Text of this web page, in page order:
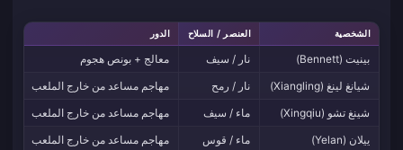
الشخصية العنصر / السلاح الدور
بينيت (Bennett) نار / سيف معالج + بونص هجوم
شيانغ لينغ (Xiangling)
نار / رمح مهاجم مساعد من خارج الملعب
شينغ تشو (Xingqiu)
ماء / سيف مهاجم مساعد من خارج الملعب
ييلان (Yelan)
ماء / قوس مهاجم مساعد من خارج الملعب